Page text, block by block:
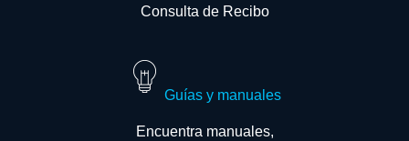
Consulta de Recibo
Guías y manuales
Encuentra manuales,